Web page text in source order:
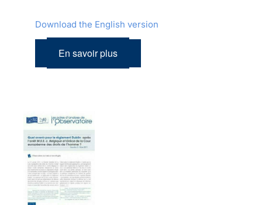
Download the English version
En savoir plus